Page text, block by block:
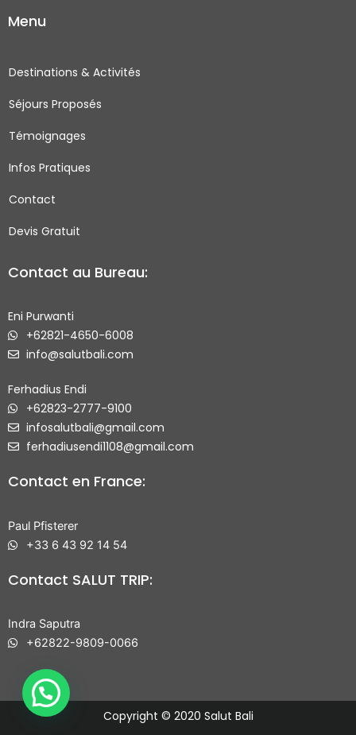
e
o
k
-
q
u
a
r
g
a
m
e
Menu
Destinations & Activités
Séjours Proposés
Témoignages
Infos Pratiques
Contact
Devis Gratuit
Contact au Bureau:
Eni Purwanti
+62821-4650-6008
info@salutbali.com
Ferhadius Endi
+62823-2777-9100
infosalutbali@gmail.com
ferhadiusendi1108@gmail.com
Contact en France:
Paul Pfisterer
+33 6 43 92 14 54
Contact SALUT TRIP:
Indra Saputra
+62822-9809-0066
Copyright © 2020 Salut Bali